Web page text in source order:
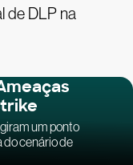
de DLP na
um ponto
do cenário de